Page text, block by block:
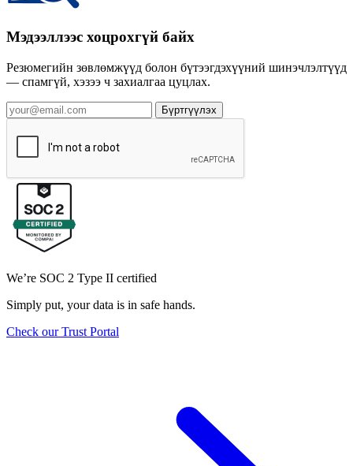
Мэдээллээс хоцрохгүй байх
Резюмегийн зөвлөмжүүд болон бүтээгдэхүүний шинэчлэлтүүд
— спамгүй, хэзээ ч захиалгаа цуцлах.
Бүртгүүлэх
We’re SOC 2 Type II certified
Simply put, your data is in safe hands.
Check our Trust Portal